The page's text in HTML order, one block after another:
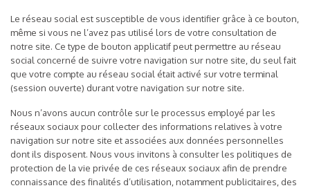
Le réseau social est susceptible de vous identifier grâce à ce bouton,
même si vous ne l’avez pas utilisé lors de votre consultation de
notre site. Ce type de bouton applicatif peut permettre au réseau
social concerné de suivre votre navigation sur notre site, du seul fait
que votre compte au réseau social était activé sur votre terminal
(session ouverte) durant votre navigation sur notre site.
Nous n’avons aucun contrôle sur le processus employé par les
réseaux sociaux pour collecter des informations relatives à votre
navigation sur notre site et associées aux données personnelles
dont ils disposent. Nous vous invitons à consulter les politiques de
protection de la vie privée de ces réseaux sociaux afin de prendre
connaissance des finalités d’utilisation, notamment publicitaires, des